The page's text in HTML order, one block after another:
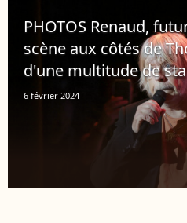
PHOTOS Renaud,
scène aux côtés de
d'une multitude de
6 février 2024